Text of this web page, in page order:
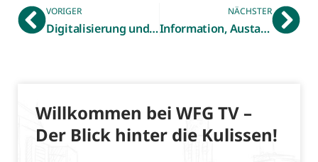
VORIGER
Digitalisierung und Social Media – WFG Aufsichtsrat informiert
NÄCHSTER
Information, Austausch und Vernetzung – WFG Gründerwoche voller Erfolg!
Willkommen bei WFG TV –
Der Blick hinter die Kulissen!